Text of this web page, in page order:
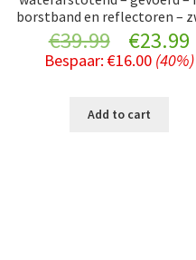
borstband en reflectoren –
€39.99
Original
price
was:
€23.99
Bespaar: €16.00 (40%)
Add to cart